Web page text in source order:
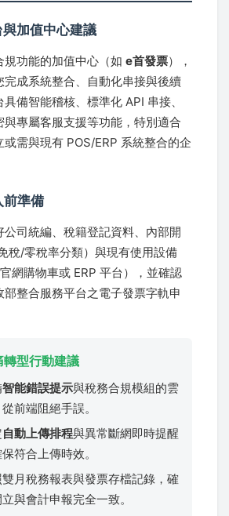
與加值中心建議
規功能的加值中心（如 e首發票），
完成系統整合、自動化串接與後續
備智能稽核、標準化 API 串接、
與專屬客服支援等功能，特別適合
或需與現有 POS/ERP 系統整合的企
前準備
公司統編、稅籍登記資料、內部開
稅/零稅率分類）與現有使用設備
官網購物車或 ERP 平台），並確認
部整合服務平台之電子發票字軌申
轉型行動建議
智能錯誤提示與稅務合規模組的雲
前端阻絕手誤。
自動上傳排程與異常斷網即時提醒
符合上傳時效。
月稅務報表與發票存檔記錄，確
與會計申報完全一致。